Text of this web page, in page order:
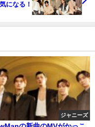
になる！
ジャニーズ